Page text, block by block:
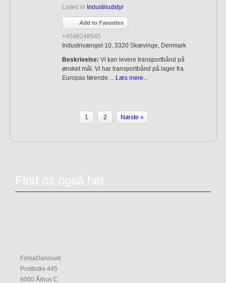
Listed in Industriudstyr
Add to Favorites
+4548248545
Industrivænget 10, 3320 Skævinge, Denmark
Beskrivelse: Vi kan levere transportbånd på
ønsket mål. Vi har transportbånd på lager fra
Europas førende… Læs mere...
1 2 Næste »
Find os også her
FirmaDanmark
Postboks 445
8000 Århus C